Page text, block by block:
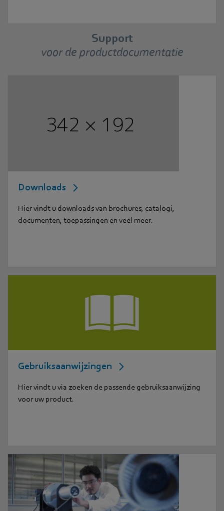
Support
voor de productdocumentatie
Downloads
Hier vindt u downloads van brochures, catalogi,
documenten, toepassingen en veel meer.
Gebruiksaanwijzingen
Hier vindt u via zoeken de passende gebruiksaanwijzing
voor uw product.